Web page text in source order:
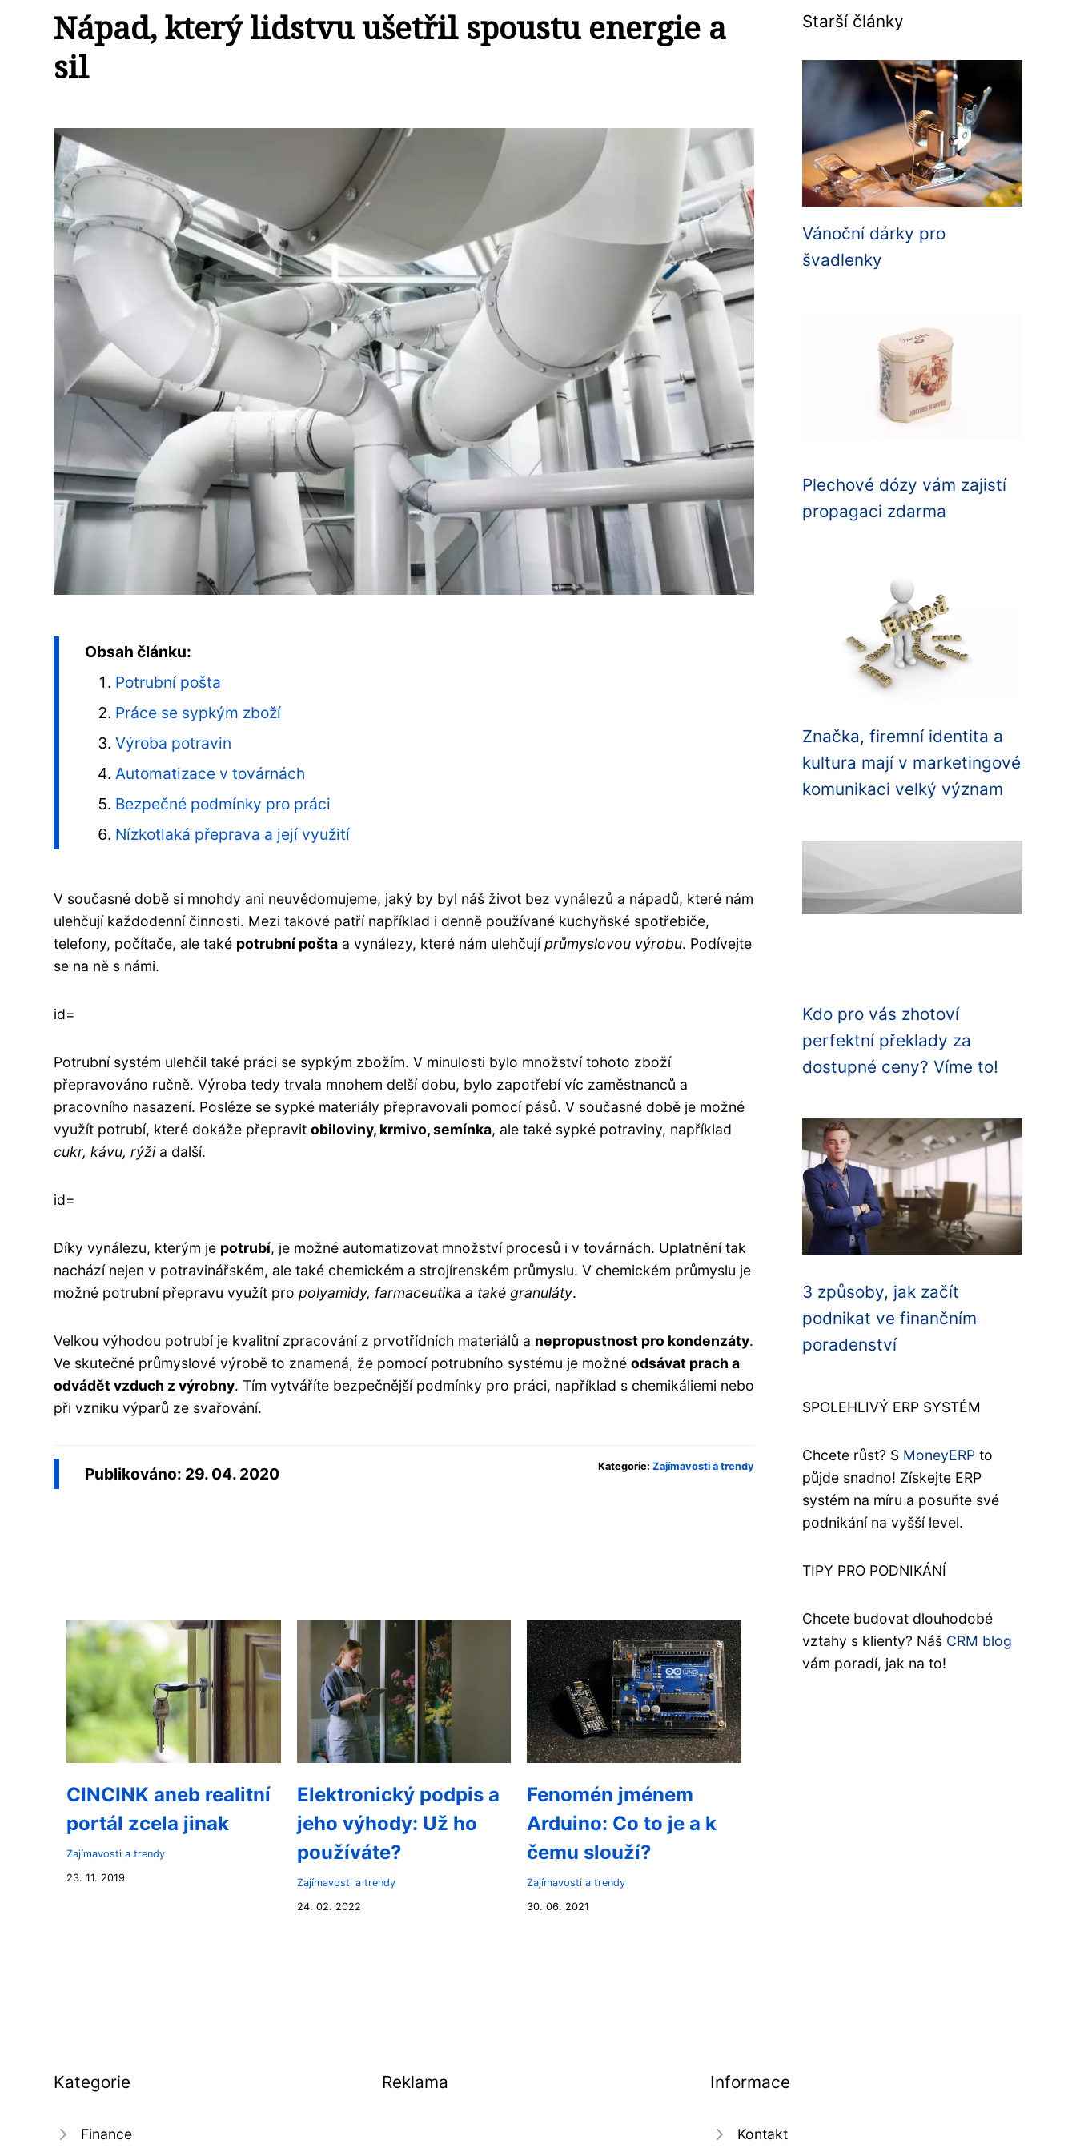
Nápad, který lidstvu ušetřil spoustu energie a
sil
Obsah článku:
Potrubní pošta
Práce se sypkým zboží
Výroba potravin
Automatizace v továrnách
Bezpečné podmínky pro práci
Nízkotlaká přeprava a její využití
V současné době si mnohdy ani neuvědomujeme, jaký by byl náš život bez vynálezů a nápadů, které nám
ulehčují každodenní činnosti. Mezi takové patří například i denně používané kuchyňské spotřebiče,
telefony, počítače, ale také potrubní pošta a vynálezy, které nám ulehčujíprůmyslovou výrobu. Podívejte
se na ně s námi.
id=
Potrubní systém ulehčil také práci se sypkým zbožím. V minulosti bylo množství tohoto zboží
přepravováno ručně. Výroba tedy trvala mnohem delší dobu, bylo zapotřebí víc zaměstnanců a
pracovního nasazení. Posléze se sypké materiály přepravovali pomocí pásů. V současné době je možné
využít potrubí, které dokáže přepravit obiloviny, krmivo, semínka, ale také sypké potraviny, například
cukr, kávu, rýžia další.
id=
Díky vynálezu, kterým je potrubí, je možné automatizovat množství procesů i v továrnách. Uplatnění tak
nachází nejen v potravinářském, ale také chemickém a strojírenském průmyslu. V chemickém průmyslu je
možné potrubní přepravu využít pro polyamidy, farmaceutika a také granuláty.
Velkou výhodou potrubí je kvalitní zpracování z prvotřídních materiálů a nepropustnost pro kondenzáty.
Ve skutečné průmyslové výrobě to znamená, že pomocí potrubního systému je možné odsávat prach a
odvádět vzduch z výrobny. Tím vytváříte bezpečnější podmínky pro práci, například s chemikáliemi nebo
při vzniku výparů ze svařování.
Publikováno: 29. 04. 2020 Kategorie: Zajímavosti a trendy
CINCINK aneb realitní
portál zcela jinak
Zajímavosti a trendy
23. 11. 2019
Elektronický podpis a
jeho výhody: Už ho
používáte?
Zajímavosti a trendy
24. 02. 2022
Fenomén jménem
Arduino: Co to je a k
čemu slouží?
Zajímavosti a trendy
30. 06. 2021
Starší články
Vánoční dárky pro
švadlenky
Plechové dózy vám zajistí
propagaci zdarma
Značka, firemní identita a
kultura mají v marketingové
komunikaci velký význam
Kdo pro vás zhotoví
perfektní překlady za
dostupné ceny? Víme to!
3 způsoby, jak začít
podnikat ve finančním
poradenství
SPOLEHLIVÝ ERP SYSTÉM
Chcete růst? S MoneyERP to
půjde snadno! Získejte ERP
systém na míru a posuňte své
podnikání na vyšší level.
TIPY PRO PODNIKÁNÍ
Chcete budovat dlouhodobé
vztahy s klienty? Náš CRM blog
vám poradí, jak na to!
Kategorie
Finance
Reklama Informace
Kontakt